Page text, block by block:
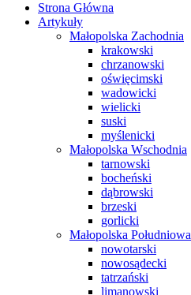
Strona Główna
Artykuły
Małopolska Zachodnia
krakowski
chrzanowski
oświęcimski
wadowicki
wielicki
suski
myślenicki
Małopolska Wschodnia
tarnowski
bocheński
dąbrowski
brzeski
gorlicki
Małopolska Południowa
nowotarski
nowosądecki
tatrzański
limanowski